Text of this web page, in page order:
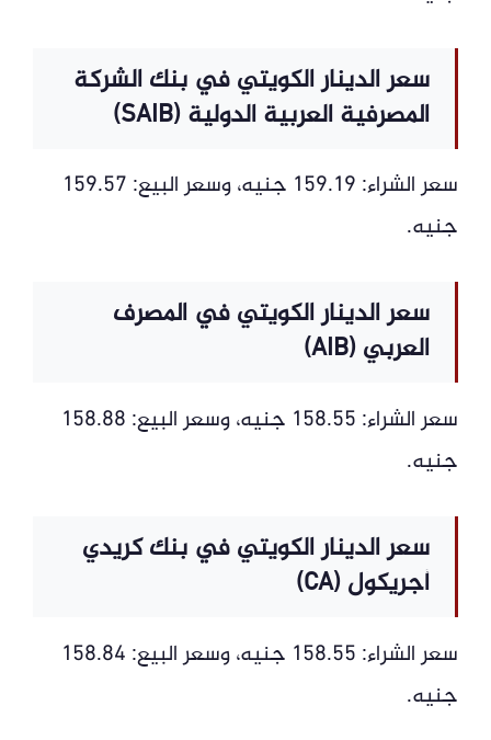
سعر الدينار الكويتي في بنك الشركة
المصرفية العربية الدولية (SAIB)
سعر الشراء: 159.19 جنيه، وسعر البيع: 159.57
جنيه.
سعر الدينار الكويتي في المصرف
العربي (AIB)
سعر الشراء: 158.55 جنيه، وسعر البيع: 158.88
جنيه.
سعر الدينار الكويتي في بنك كريدي
أجريكول (CA)
سعر الشراء: 158.55 جنيه، وسعر البيع: 158.84
جنيه.